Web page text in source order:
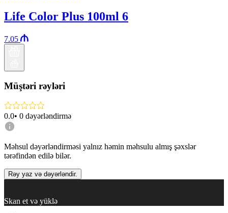
Life Color Plus 100ml 6
7.05
Müştəri rəyləri
0.0• 0 dəyərləndirmə
Məhsul dəyərləndirməsi yalnız həmin məhsulu almış şəxslər
tərəfindən edilə bilər.
Rəy yaz və dəyərləndir.
Skan et və yüklə